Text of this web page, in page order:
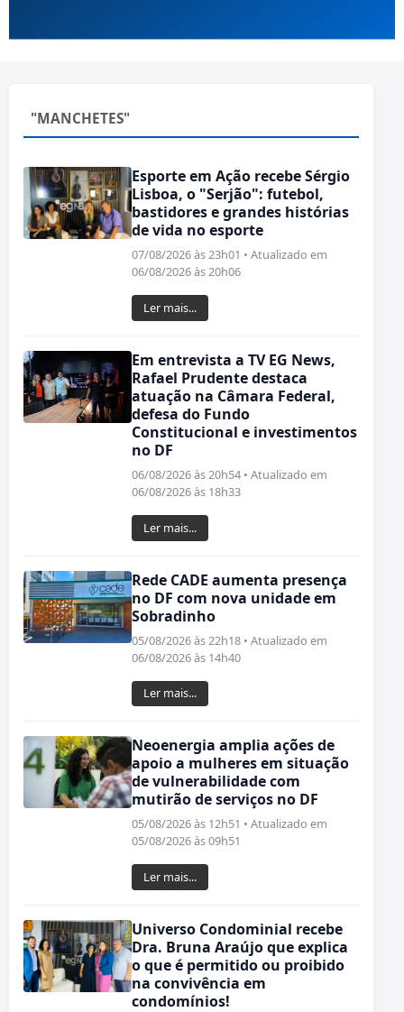
"MANCHETES"
Esporte em Ação recebe Sérgio
Lisboa, o "Serjão": futebol,
bastidores e grandes histórias
de vida no esporte
07/08/2026 às 23h01 • Atualizado em
06/08/2026 às 20h06
Ler mais...
Em entrevista a TV EG News,
Rafael Prudente destaca
atuação na Câmara Federal,
defesa do Fundo
Constitucional e investimentos
no DF
06/08/2026 às 20h54 • Atualizado em
06/08/2026 às 18h33
Ler mais...
Rede CADE aumenta presença
no DF com nova unidade em
Sobradinho
05/08/2026 às 22h18 • Atualizado em
06/08/2026 às 14h40
Ler mais...
Neoenergia amplia ações de
apoio a mulheres em situação
de vulnerabilidade com
mutirão de serviços no DF
05/08/2026 às 12h51 • Atualizado em
05/08/2026 às 09h51
Ler mais...
Universo Condominial recebe
Dra. Bruna Araújo que explica
o que é permitido ou proibido
na convivência em
condomínios!